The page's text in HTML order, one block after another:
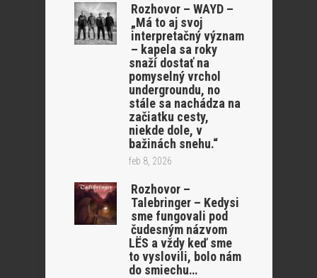
Rozhovor – WAYD –
„Má to aj svoj
interpretačný význam
– kapela sa roky
snaží dostať na
pomyselný vrchol
undergroundu, no
stále sa nachádza na
začiatku cesty,
niekde dole, v
bažinách snehu.“
feb 8, 2026
Rozhovor –
Talebringer – Kedysi
sme fungovali pod
čudesným názvom
LËS a vždy keď sme
to vyslovili, bolo nám
do smiechu…